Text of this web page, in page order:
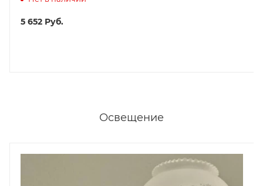
5 652 Руб.
Освещение